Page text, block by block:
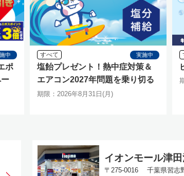
中
ポ
すべて 実施中
塩飴プレゼント！熱中症対策＆
エアコン2027年問題を乗り切る
特別キャンペーン
期限：2026年8月31日(月)
イオンモール津
〒275-0016 千葉県習志